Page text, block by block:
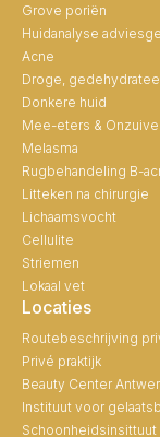
Grove poriën
Huidanalyse
Acne
Droge,
Donkere huid
Mee-eters &
Melasma
Rugbehandeling B-
Litteken na chirurgie
Lichaamsvocht
Cellulite
Striemen
Lokaal vet
Locaties
Routebeschrijving
Privé praktijk
Beauty Center
Instituut voor